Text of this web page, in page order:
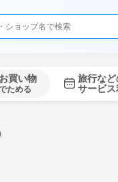
お買い物
ためる
旅行など
サービス